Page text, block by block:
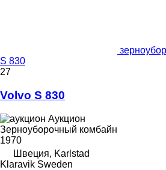
S 830
27
Volvo S 830
Аукцион
Зерноуборочный комбайн
1970
Швеция, Karlstad
Klaravik Sweden